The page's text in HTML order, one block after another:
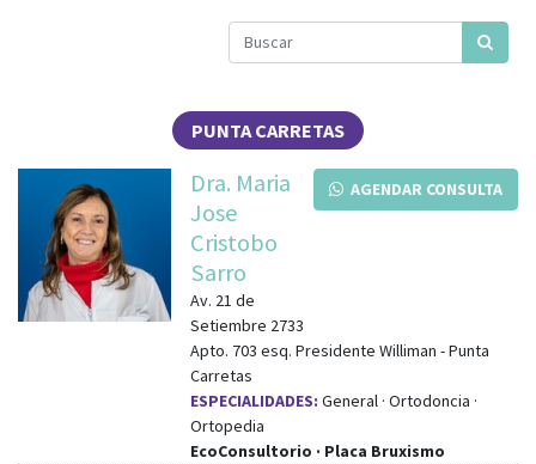
PUNTA CARRETAS
AGENDAR CONSULTA
Dra. Maria
Jose
Cristobo
Sarro
Av. 21 de
Setiembre 2733
Apto. 703 esq. Presidente Williman -Punta
Carretas
ESPECIALIDADES: General · Ortodoncia ·
Ortopedia
EcoConsultorio · Placa Bruxismo